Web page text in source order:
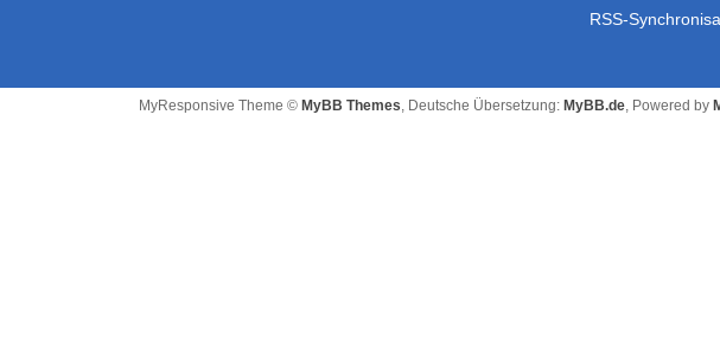
RSS-
MyResponsive Theme © MyBB Themes, Deutsche Übersetzung: MyBB.de, Powered by